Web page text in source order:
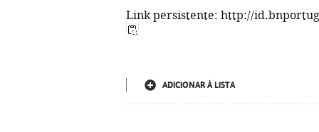
Link persistente: http://
ADICIONAR À LISTA